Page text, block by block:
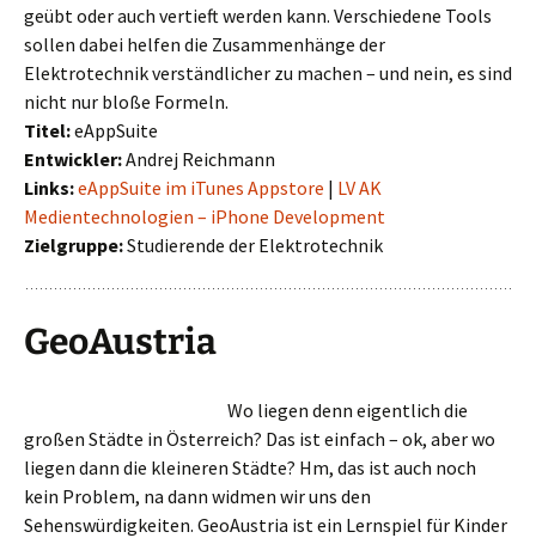
geübt oder auch vertieft werden kann. Verschiedene Tools
sollen dabei helfen die Zusammenhänge der
Elektrotechnik verständlicher zu machen – und nein, es sind
nicht nur bloße Formeln.
Titel:eAppSuite
Entwickler:Andrej Reichmann
Links:eAppSuite im iTunes Appstore | LV AK
Medientechnologien – iPhone Development
Zielgruppe:Studierende der Elektrotechnik
GeoAustria
Wo liegen denn eigentlich die
großen Städte in Österreich? Das ist einfach – ok, aber wo
liegen dann die kleineren Städte? Hm, das ist auch noch
kein Problem, na dann widmen wir uns den
Sehenswürdigkeiten. GeoAustria ist ein Lernspiel für Kinder